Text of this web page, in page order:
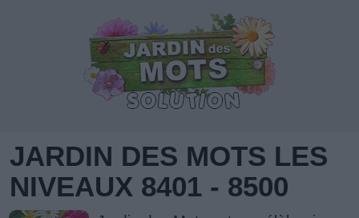
JARDIN DES MOTS LES
NIVEAUX 8401 - 8500